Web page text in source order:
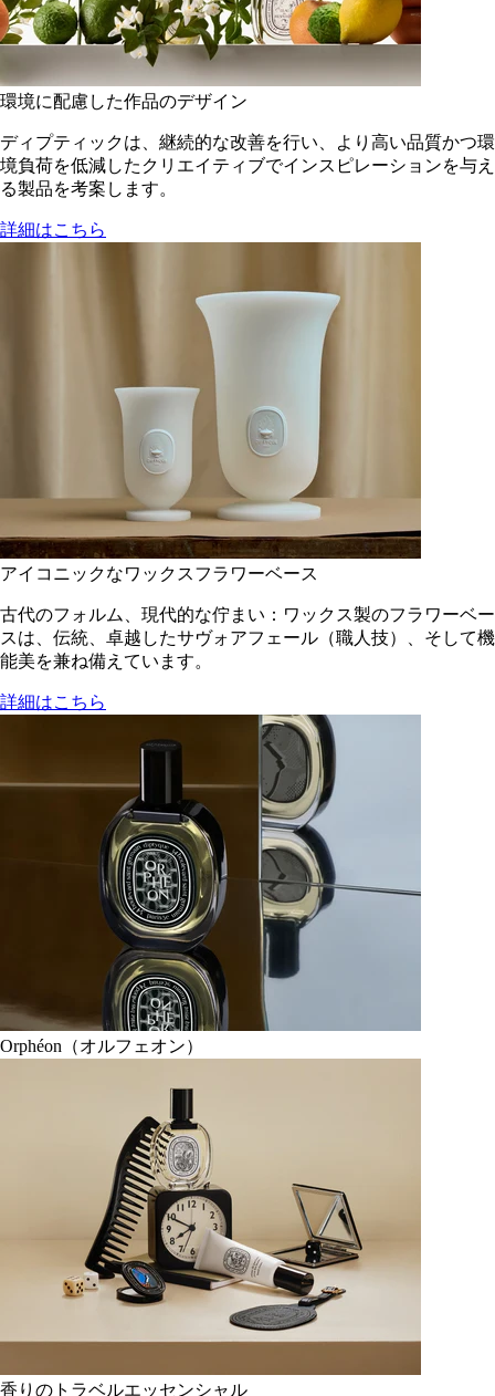
環境に配慮した作品のデザイン
ディプティックは、継続的な改善を行い、より高い品質かつ環
境負荷を低減した​クリエイティブでインスピレーションを与え
る製品を考案します。
詳細はこちら
アイコニックなワックスフラワーベース
古代のフォルム、現代的な佇まい：ワックス製のフラワーベー
スは、伝統、卓越したサヴォアフェール（職人技）、そして機
能美を兼ね備えています。
詳細はこちら
Orphéon（オルフェオン）
香りのトラベルエッセンシャル